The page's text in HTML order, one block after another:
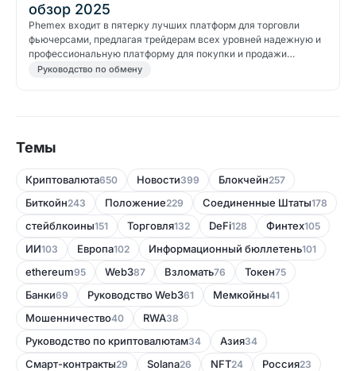
обзор 2025
Phemex входит в пятерку лучших платформ для торговли
фьючерсами, предлагая трейдерам всех уровней надежную и
профессиональную платформу для покупки и продажи
криптовалют.
Руководство по обмену
Темы
Криптовалюта650 Новости399 Блокчейн257
Биткойн243 Положение229 Соединенные Штаты178
стейблкоины151 Торговля132 DeFi128 Финтех105
ИИ103 Европа102 Информационный бюллетень101
ethereum95 Web387 Bзломать76 Токен75
Банки69 Руководство Web361 Мемкойны41
Мошенничество40 RWA38
Руководство по криптовалютам34 Азия34
Смарт-контракты29 Solana26 NFT24 Россия23